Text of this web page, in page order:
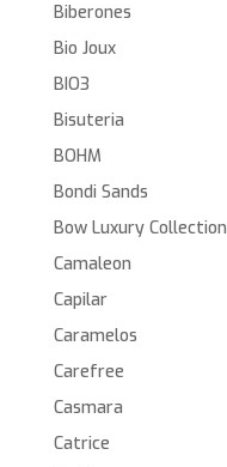
Biberones
Bio Joux
BIO3
Bisuteria
BOHM
Bondi Sands
Bow Luxury Collection
Camaleon
Capilar
Caramelos
Carefree
Casmara
Catrice